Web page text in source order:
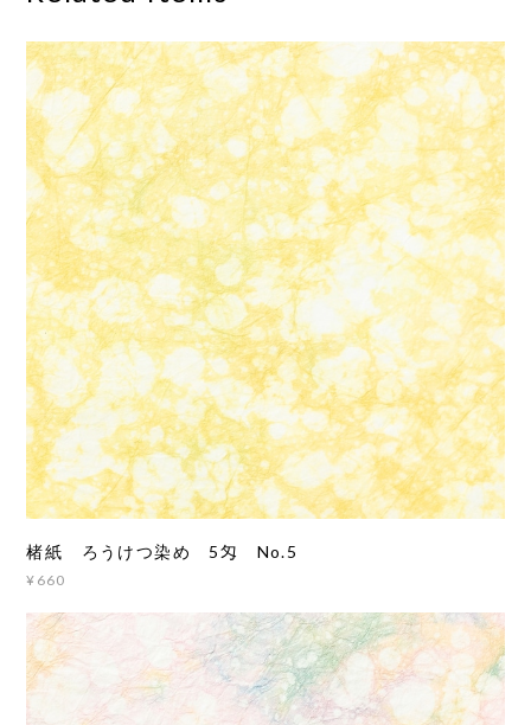
楮紙 ろうけつ染め 5匁 No.5
¥660